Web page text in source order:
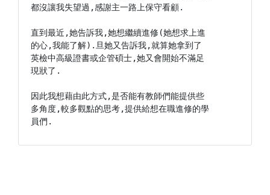
都沒讓我失望過,感謝主一路上保守看顧.
直到最近,她告訴我,她想繼續進修(她想求上進
的心,我能了解).旦她又告訴我,就算她拿到了
英檢中高級證書或企管碩士,她又會開始不滿足
現狀了.
因此我想藉由此方式,是否能有教師們能提供些
多角度,較多觀點的思考,提供給想在職進修的學
員們.